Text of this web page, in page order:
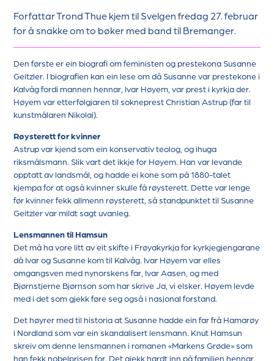
Forfattar Trond Thue kjem til Svelgen fredag 27. februar
for å snakke om to bøker med band til Bremanger.
Den første er ein biografi om feministen og prestekona Susanne
Geitzler. I biografien kan ein lese om då Susanne var prestekone i
Kalvåg fordi mannen hennar, Ivar Høyem, var prest i kyrkja der.
Høyem var etterfølgjaren til sokneprest Christian Astrup (far til
kunstmålaren Nikolai).
Røysterett for kvinner
Astrup var kjend som ein konservativ teolog, og ihuga
riksmålsmann. Slik vart det ikkje for Høyem. Han var levande
opptatt av landsmål, og hadde ei kone som på 1880-talet
kjempa for at også kvinner skulle få røysterett. Dette var lenge
før kvinner fekk allmenn røysterett, så standpunktet til Susanne
Geitzler var mildt sagt uvanleg.
Lensmannen til Hamsun
Det må ha vore litt av eit skifte i Frøyakyrkja for kyrkjegjengarane
då Ivar og Susanne kom til Kalvåg. Ivar Høyem var elles
omgangsven med nynorskens far, Ivar Aasen, og med
Bjørnstjerne Bjørnson som har skrive Ja, vi elsker. Høyem levde
med i det som gjekk føre seg også i nasjonal forstand.
Det høyrer med til historia at Susanne hadde ein far frå Hamarøy
i Nordland som var ein skandalisert lensmann. Knut Hamsun
skreiv om denne lensmannen i romanen «Markens Grøde» som
han fekk nobelprisen for. Det gjekk hardt inn på familien hennar.